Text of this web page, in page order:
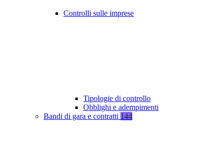
Controlli sulle imprese
Tipologie di controllo
Obblighi e adempimenti
Bandi di gara e contratti 144